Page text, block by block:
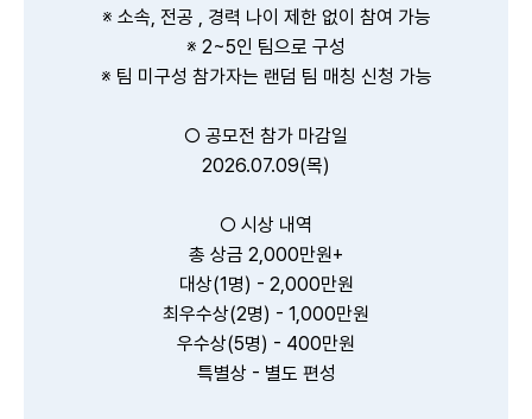
※ 소속, 전공 , 경력 나이 제한 없이 참여 가능
※ 2~5인 팀으로 구성
※ 팀 미구성 참가자는 랜덤 팀 매칭 신청 가능
○ 공모전 참가 마감일
2026.07.09(목)
○ 시상 내역
총 상금 2,000만원+
대상(1명) - 2,000만원
최우수상(2명) - 1,000만원
우수상(5명) - 400만원
특별상 - 별도 편성